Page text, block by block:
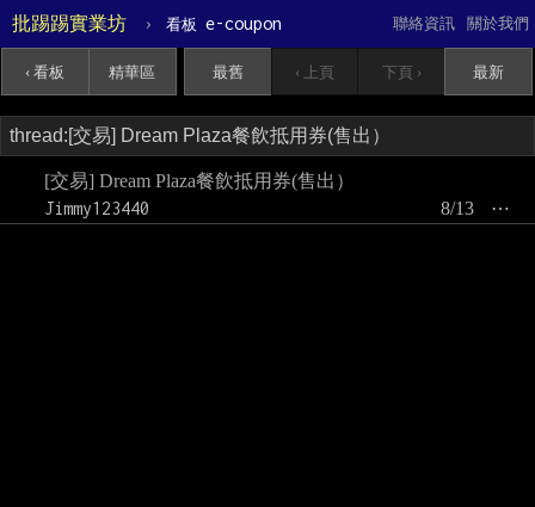
批踢踢實業坊 › 看板 e-coupon 關於我們
聯絡資訊
‹ 看板 精華區 最舊 ‹ 上頁 下頁 › 最新
[交易] Dream Plaza餐飲抵用券(售出）
Jimmy123440
⋯
8/13